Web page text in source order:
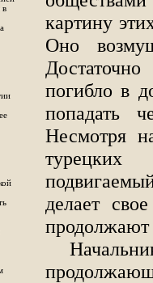
в
картину
Оно
погибло в
попадать
Несмотря
делает
продолжают